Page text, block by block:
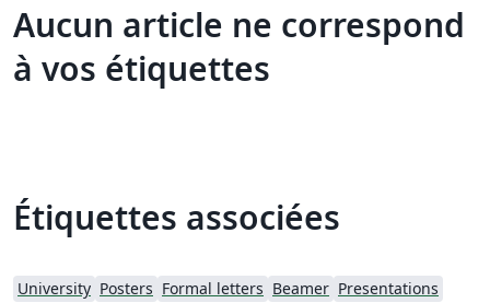
Aucun article ne correspond
à vos étiquettes
Étiquettes associées
University Posters Formal letters Beamer Presentations